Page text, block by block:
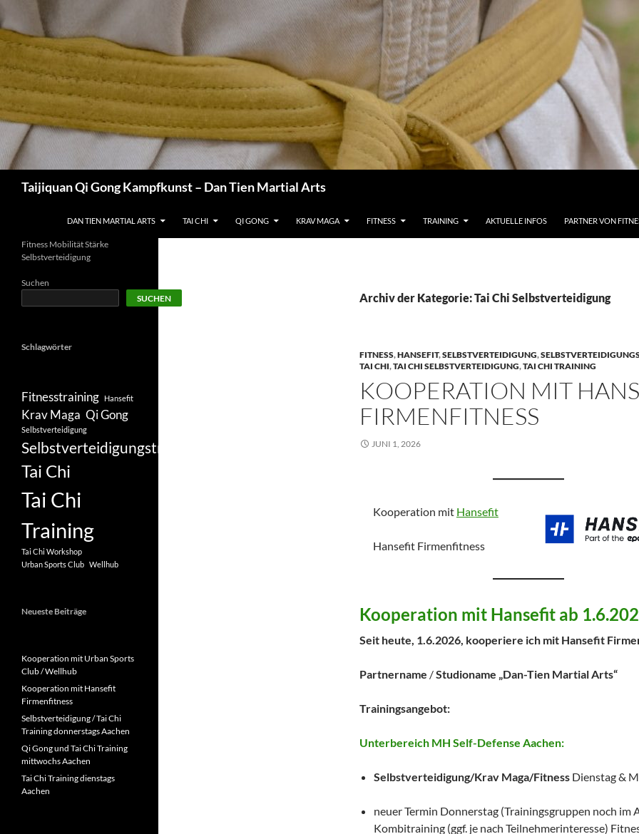
Inhalt
springen
Taijiquan Qi Gong Kampfkunst – Dan Tien Martial Arts
DAN TIEN MARTIAL ARTS TAI CHI QI GONG KRAV MAGA FITNESS TRAINING AKTUELLE INFOS PARTNER VON
Archiv der Kategorie: Tai Chi Selbstverteidigung
FITNESS,HANSEFIT,SELBSTVERTEIDIGUNG,
TAI CHI,TAI CHI SELBSTVERTEIDIGUNG,TAI CHI TRAINING
KOOPERATION MIT
FIRMENFITNESS
JUNI 1, 2026
Kooperation mit Hansefit
Hansefit Firmenfitness
Kooperation mit Hansefit ab
Seit heute, 1.6.2026, kooperiere ich mit Hansefit
Partnername /Studioname „Dan-Tien Martial Arts“
Trainingsangebot:
Unterbereich MH Self-Defense Aachen:
Selbstverteidigung/Krav Maga/Fitness Dienstag &
neuer Termin Donnerstag (Trainingsgruppen noch im
Kombitraining (ggf. je nach Teilnehmerinteresse)
Fitness Mobilität Stärke
Selbstverteidigung
Suchen
SUCHEN
Schlagwörter
Fitnesstraining Hansefit
Krav Maga Qi Gong
Selbstverteidigung
Selbstverteidigungstraining
Tai Chi
Tai Chi
Training
Tai Chi Workshop
Urban Sports Club Wellhub
Neueste Beiträge
Kooperation mit Urban Sports
Club / Wellhub
Kooperation mit Hansefit
Firmenfitness
Selbstverteidigung / Tai Chi
Training donnerstags Aachen
Qi Gong und Tai Chi Training
mittwochs Aachen
Tai Chi Training dienstags
Aachen